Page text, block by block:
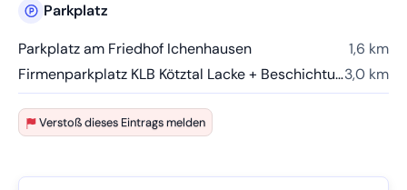
Parkplatz
Parkplatz am Friedhof Ichenhausen
1,6 km
Firmenparkplatz KLB Kötztal Lacke + Beschichtungen GmbH3,0 km
Verstoß dieses Eintrags melden